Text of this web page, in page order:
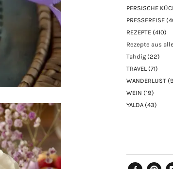
PERSISCHE
PRESSEREISE
REZEPTE (410)
Rezepte aus
Tahdig (22)
TRAVEL (71)
WANDERLUST
WEIN (19)
YALDA (43)